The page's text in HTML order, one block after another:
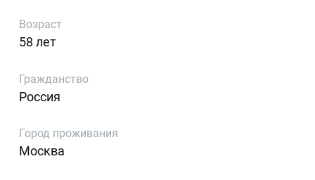
Возраст
58 лет
Гражданство
Россия
Город проживания
Москва